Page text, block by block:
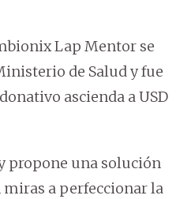
Lap Mentor se
de Salud y fue
ascienda a USD
propone una solución
a perfeccionar la